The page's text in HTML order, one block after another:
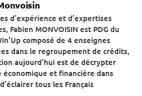
d’expérience et d’expertises
Fabien MONVOISIN est PDG du
composé de 4 enseignes
dans le regroupement de crédits,
aujourd’hui est de décrypter
économique et financière dans
tous les Français